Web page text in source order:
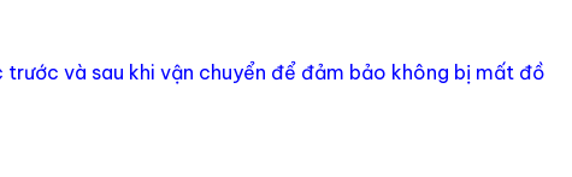
và sau khi vận chuyển để đảm bảo không bị mất đồ